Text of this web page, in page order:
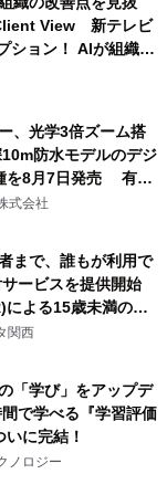
View 新テレビ
ション！ AIが組織の
労務改善を支援。 藤
動画公開 「もしAIが
昨年の夏はカブトム
虫と戦ったり…」
、光学3倍ズーム搭
防水モデルのデジ
を8月7日発売 有効
途別に選べるコンデ
式会社
まで、誰もが利用で
サービスを提供開始
による15歳未満の本
デバイド対策で実現
関西
「学び」をアップデ
で学べる『学習評価
に完結！
ノロジー